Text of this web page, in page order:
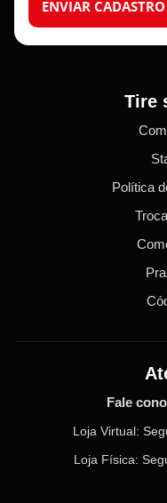
ENVIAR CADASTRO
Tire
Política
Fale
Loja Virtual:
Loja Física: